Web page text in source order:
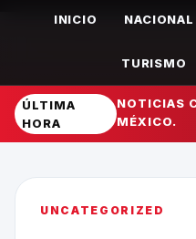
INICIO NACIONAL
TURISMO
ÚLTIMA
HORA
NOTICIAS
MÉXICO.
UNCATEGORIZED